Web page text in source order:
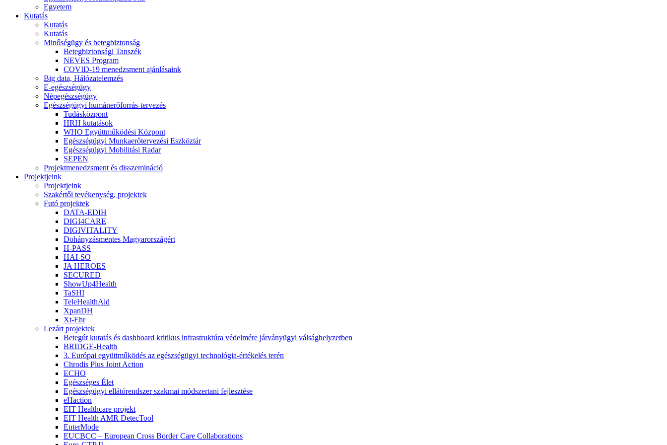
Egyetem
Kutatás
Kutatás
Kutatás
Minőségügy és betegbiztonság
Betegbiztonsági Tanszék
NEVES Program
COVID-19 menedzsment ajánlásaink
Big data, Hálózatelemzés
E-egészségügy
Népegészségügy
Egészségügyi humánerőforrás-tervezés
Tudásközpont
HRH kutatások
WHO Együttműködési Központ
Egészségügyi Munkaerőtervezési Eszköztár
Egészségügyi Mobilitási Radar
SEPEN
Projektmenedzsment és disszemináció
Projektjeink
Projektjeink
Szakértői tevékenység, projektek
Futó projektek
DATA-EDIH
DIGI4CARE
DIGIVITALITY
Dohányzásmentes Magyarországért
H-PASS
HAI-SO
JA HEROES
SECURED
ShowUp4Health
TaSHI
TeleHealthAid
XpanDH
Xt-Ehr
Lezárt projektek
Betegút kutatás és dashboard kritikus infrastruktúra védelmére járványügyi válsághelyzetben
BRIDGE-Health
3. Európai együttműködés az egészségügyi technológia-értékelés terén
Chrodis Plus Joint Action
ECHO
Egészséges Élet
Egészségügyi ellátórendszer szakmai módszertani fejlesztése
eHaction
EIT Healthcare projekt
EIT Health AMR DetecTool
EnterMode
EUCBCC – European Cross Border Care Collaborations